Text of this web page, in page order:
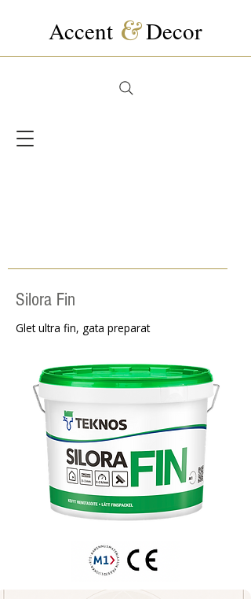
Accent &Decor
Silora Fin
Glet ultra fin, gata preparat